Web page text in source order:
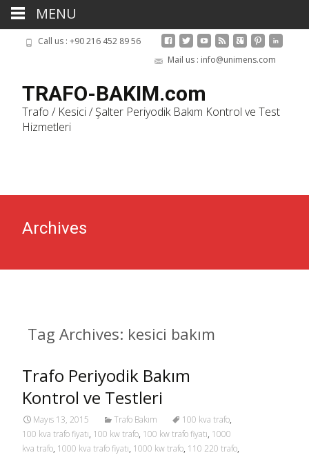
Call us : +90 216 452 89 56
Mail us : info@unimens.com
TRAFO-BAKIM.com
Trafo / Kesici / Şalter Periyodik Bakım Kontrol ve Test
Hizmetleri
Archives
Tag Archives: kesici bakım
Trafo Periyodik Bakım
Kontrol ve Testleri
Mayıs 13, 2015 Trafo Bakım 100 kva trafo,
100 kva trafo fiyatı, 100 kw trafo, 100 kw trafo fiyatı, 1000
kva trafo, 1000 kva trafo fiyatı, 1000 kw trafo, 110 220 trafo,
MENU